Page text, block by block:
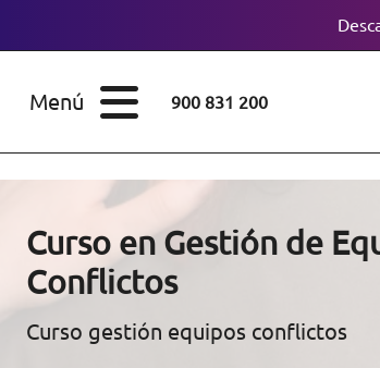
Menú 900 831 200
ESTUDIOS
CONOCE EUROINNOVA
BECAS Y
ESTUDIOS
Licenciaturas
Doctorados
Diplomados
Curso en Gestión de
Conflictos
Curso gestión equipos conflictos